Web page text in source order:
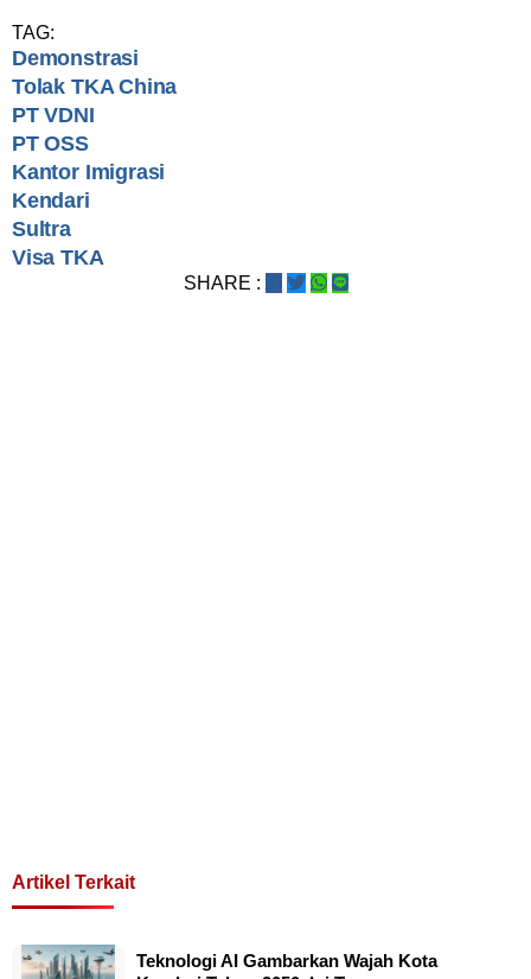
TAG:
Demonstrasi
Tolak TKA China
PT VDNI
PT OSS
Kantor Imigrasi
Kendari
Sultra
Visa TKA
SHARE :
Artikel Terkait
Teknologi AI Gambarkan Wajah Kota